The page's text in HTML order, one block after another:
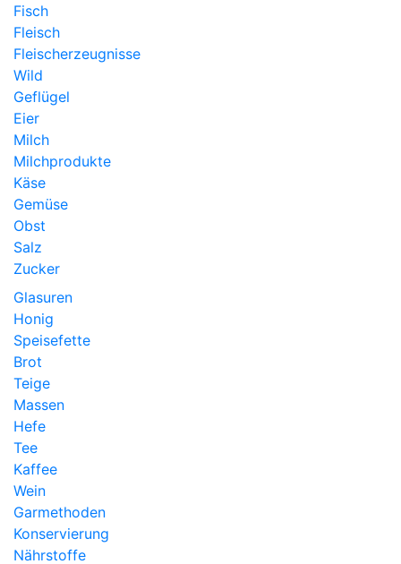
Fisch
Fleisch
Fleischerzeugnisse
Wild
Geflügel
Eier
Milch
Milchprodukte
Käse
Gemüse
Obst
Salz
Zucker
Glasuren
Honig
Speisefette
Brot
Teige
Massen
Hefe
Tee
Kaffee
Wein
Garmethoden
Konservierung
Nährstoffe